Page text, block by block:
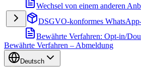
Wechsel von einem anderen
DSGVO-konformes
Bewährte Verfahren: Opt-in/
Bewährte Verfahren – Abmeldung
Deutsch